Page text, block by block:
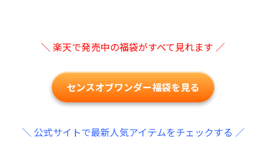
＼ 楽天で発売中の福袋がすべて見れます ／
センスオブワンダー福袋を見る
＼ 公式サイトで最新人気アイテムをチェックする ／